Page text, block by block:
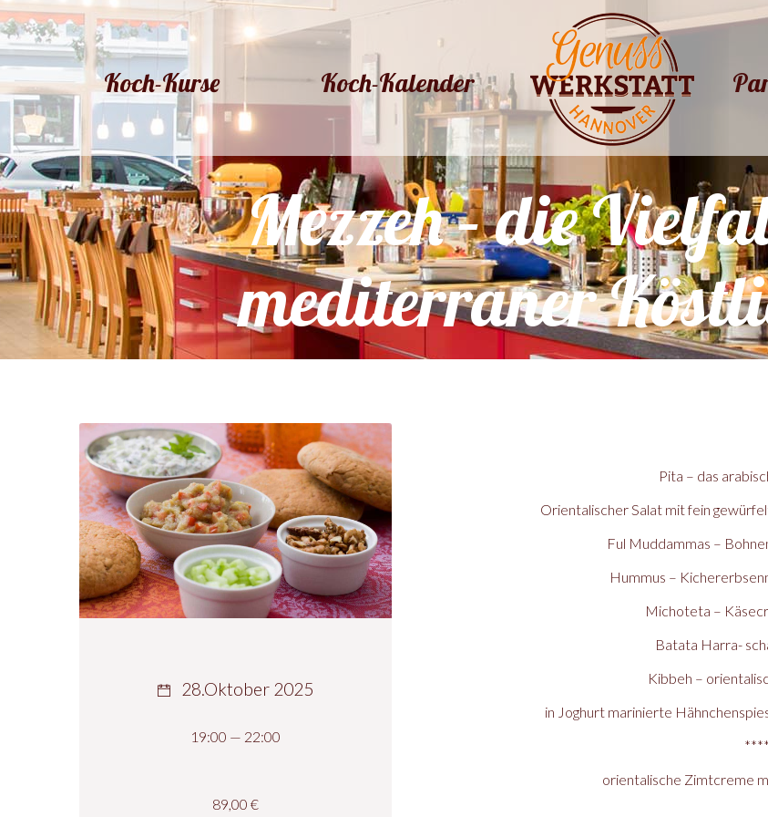
Koch-Kurse Koch-Kalender
Mezzeh – die
mediterraner
Pita – das
Orientalischer Salat mit fein
Ful Muddammas –
Hummus –
Michoteta –
Batata Harra-
Kibbeh –
in Joghurt marinierte
****
orientalische Zimtcreme
28.Oktober 2025
19:00 — 22:00
89,00 €
Koch-Kurse Koch-Kalender